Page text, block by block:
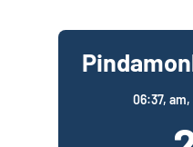
06:37, am,